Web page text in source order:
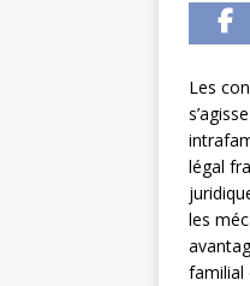
Les
légal
les
familial